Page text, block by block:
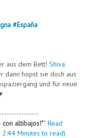
#España
aus dem Bett! Shiva
dann hopst sie doch aus
und für neue
con altibajos!". Read
Minutes to read)